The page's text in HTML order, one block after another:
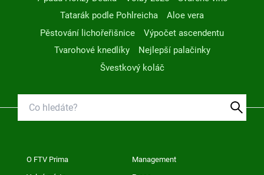
Tatarák podle Pohlreicha
Aloe vera
Pěstování lichořeřišnice
Výpočet ascendentu
Tvarohové knedlíky
Nejlepší palačinky
Švestkový koláč
O FTV Prima Management